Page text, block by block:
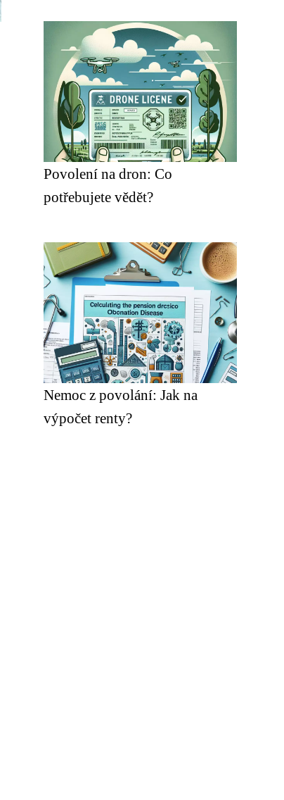
Povolení na dron: Co
potřebujete vědět?
Nemoc z povolání: Jak na
výpočet renty?